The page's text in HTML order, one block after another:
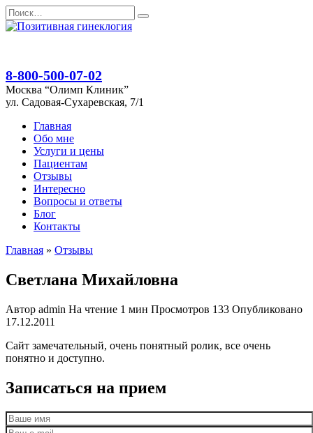
Перейти
к
Search
for:
8-800-500-07-02
Москва “Олимп Клиник”
ул. Садовая-Сухаревская, 7/1
Главная
Обо мне
Услуги и цены
Пациентам
Отзывы
Интересно
Вопросы и ответы
Блог
Контакты
Главная » Отзывы
Светлана Михайловна
Автор admin На чтение 1 мин Просмотров 133 Опубликовано
17.12.2011
Сайт замечательный, очень понятный ролик, все очень
понятно и доступно.
Записаться на прием